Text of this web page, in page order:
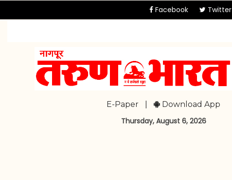
Facebook Twitter
E-Paper Download App
Thursday, August 6, 2026